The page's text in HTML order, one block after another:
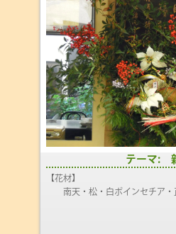
テーマ:
【花材】
南天・松・白ポインセチア・